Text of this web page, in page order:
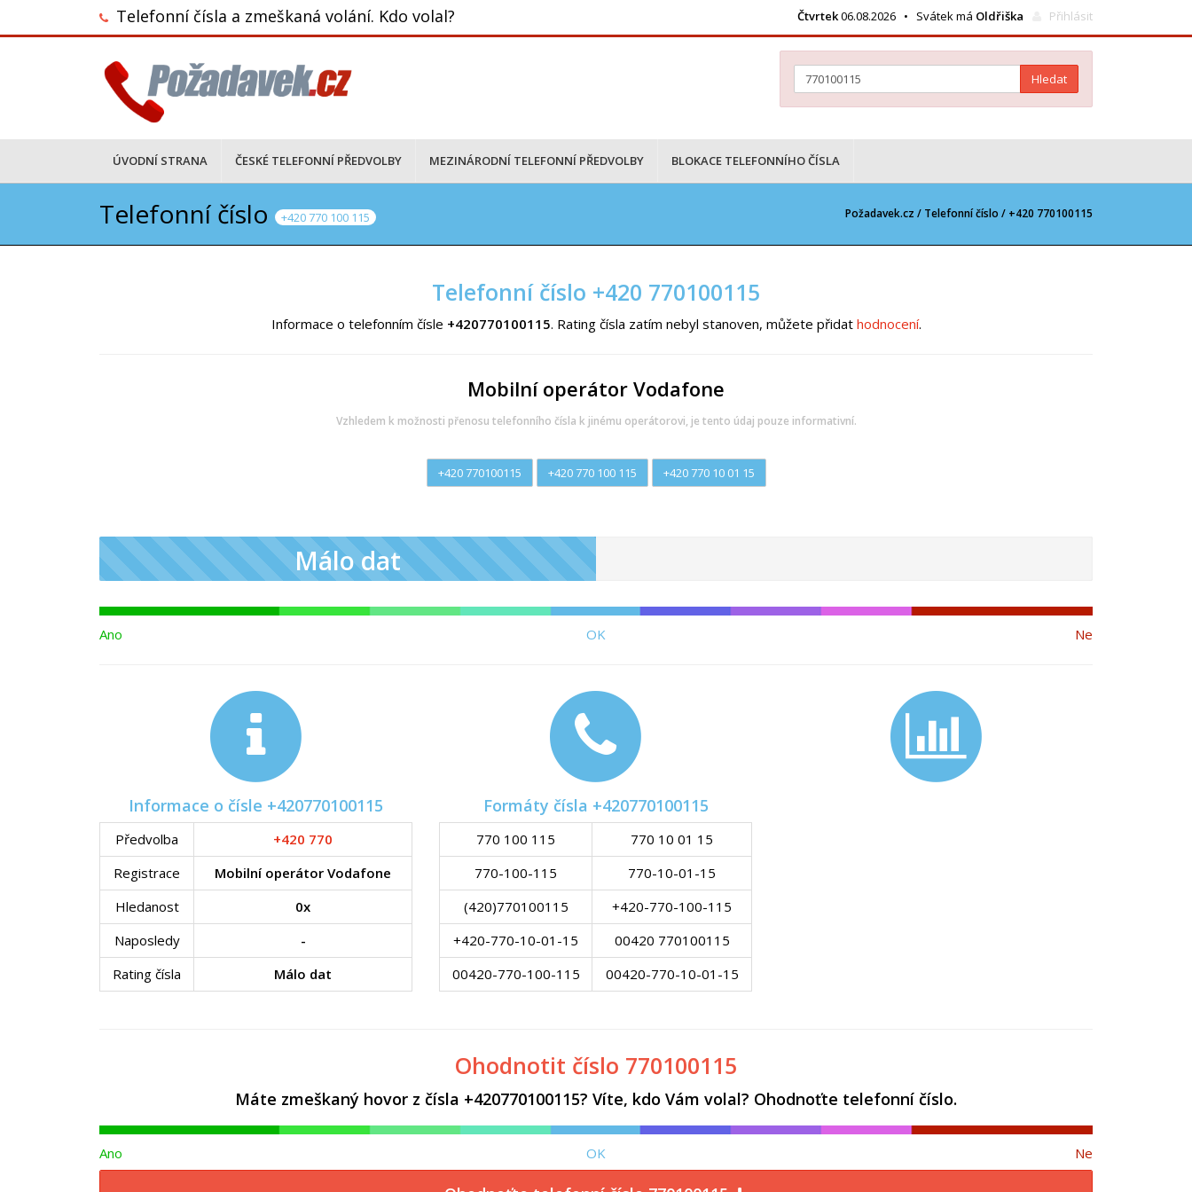
Telefonní čísla a zmeškaná volání. Kdo volal? Přihlásit
Čtvrtek06.08.2026 • Svátek má Oldřiška
Hledat
ÚVODNÍ STRANA ČESKÉ TELEFONNÍ PŘEDVOLBY MEZINÁRODNÍ TELEFONNÍ PŘEDVOLBY BLOKACE TELEFONNÍHO ČÍSLA
Telefonní číslo +420 770 100 115 Požadavek.cz / Telefonní číslo / +420 770100115
Telefonní číslo +420 770100115
Informace o telefonním čísle +420770100115. Rating čísla zatím nebyl stanoven, můžete přidat hodnocení.
Mobilní operátor Vodafone
Vzhledem k možnosti přenosu telefonního čísla k jinému operátorovi, je tento údaj pouze informativní.
+420 770100115 +420 770 100 115 +420 770 10 01 15
Málo dat
Ano OK Ne
Informace o čísle +420770100115
Předvolba
+420 770
Registrace
Mobilní operátor Vodafone
Hledanost
0x
Naposledy
-
Rating čísla
Málo dat
Formáty čísla +420770100115
770 100 115
770 10 01 15
770-100-115
770-10-01-15
(420)770100115
+420-770-100-115
+420-770-10-01-15
00420 770100115
00420-770-100-115
00420-770-10-01-15
Ohodnotit číslo 770100115
Máte zmeškaný hovor z čísla +420770100115? Víte, kdo Vám volal? Ohodnoťte telefonní číslo.
Ano OK Ne